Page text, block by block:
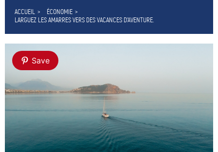
ACCUEIL
ÉCONOMIE
LARGUEZ LES AMARRES VERS DES VACANCES D’AVENTURE.
Save